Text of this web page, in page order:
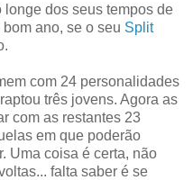
longe dos seus tempos de
ano, se o seu Split
com 24 personalidades
três jovens. Agora as
com as restantes 23
em que poderão
Uma coisa é certa, não
falta saber é se